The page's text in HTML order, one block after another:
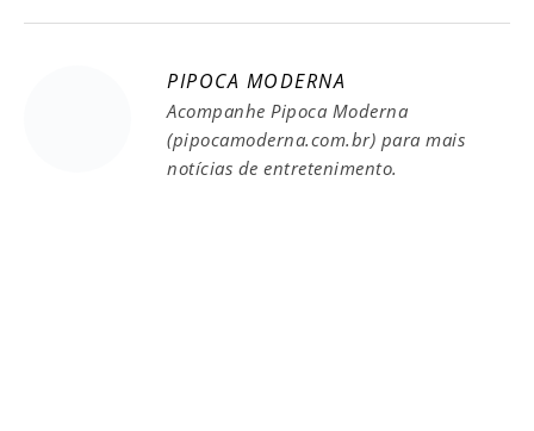
PIPOCA MODERNA
Acompanhe Pipoca Moderna
(pipocamoderna.com.br) para mais
notícias de entretenimento.